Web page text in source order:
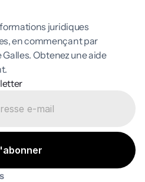
juridiques
en commençant par
Galles. Obtenez une aide